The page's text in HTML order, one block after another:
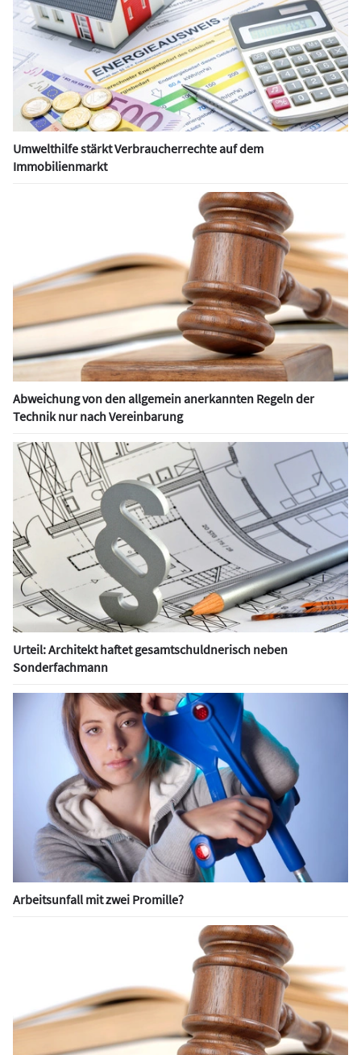
Umwelthilfe stärkt Verbraucherrechte auf dem
Immobilienmarkt
Abweichung von den allgemein anerkannten Regeln der
Technik nur nach Vereinbarung
Urteil: Architekt haftet gesamtschuldnerisch neben
Sonderfachmann
Arbeitsunfall mit zwei Promille?